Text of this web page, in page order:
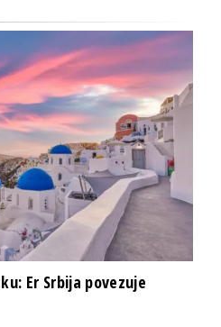
Er Srbija povezuje